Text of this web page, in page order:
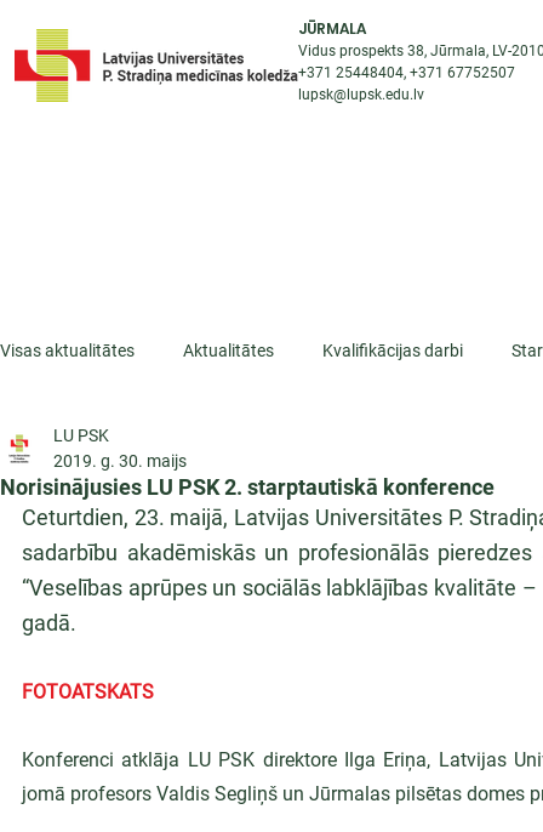
JŪRMALA
Vidus prospekts 38, Jūrmala, LV-
+371 25448404, +371 67752507
lupsk@lupsk.edu.lv
Visas aktualitātes Aktualitātes Kvalifikācijas darbi
ESF projekti
Norisinājusies LU PSK 2. starptautiskā konference
LU PSK
2019. g. 30. maijs
Ceturtdien, 23. maijā, Latvijas Universitātes P.
sadarbību akadēmiskās un profesionālās
“Veselības aprūpes un sociālās labklājības kvalitāte
gadā.
FOTOATSKATS
Konferenci atklāja LU PSK direktore Ilga Eriņa, Latvijas
jomā profesors Valdis Segliņš un Jūrmalas pilsētas domes